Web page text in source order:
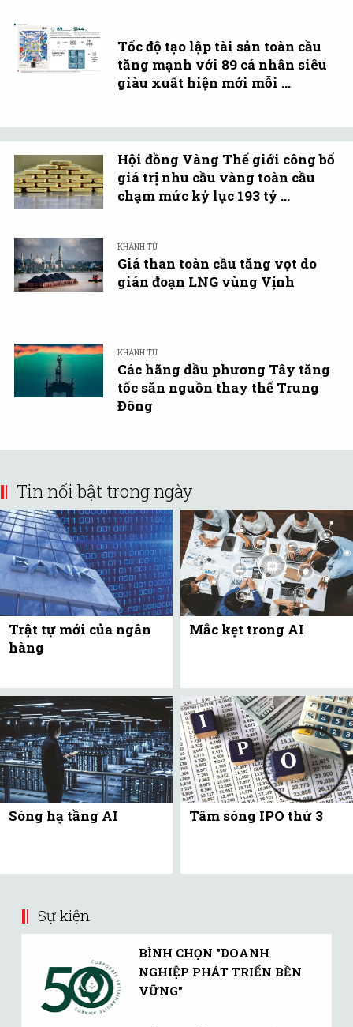
Tốc độ tạo lập tài sản toàn cầu
tăng mạnh với 89 cá nhân siêu
giàu xuất hiện mới mỗi ...
Hội đồng Vàng Thế giới công bố
giá trị nhu cầu vàng toàn cầu
chạm mức kỷ lục 193 tỷ ...
KHÁNH TÚ
Giá than toàn cầu tăng vọt do
gián đoạn LNG vùng Vịnh
KHÁNH TÚ
Các hãng dầu phương Tây tăng
tốc săn nguồn thay thế Trung
Đông
Tin nổi bật trong ngày
Trật tự mới của ngân
hàng
Mắc kẹt trong AI
Sóng hạ tầng AI Tâm sóng IPO thứ 3
Sự kiện
BÌNH CHỌN "DOANH
NGHIỆP PHÁT TRIỂN BỀN
VỮNG"